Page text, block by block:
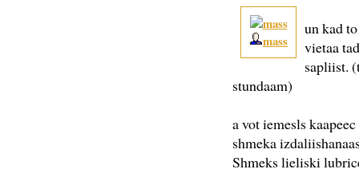
mass
un kad
vietaa
sapliist.
stundaam)
a vot iemesls
shmeka
Shmeks lieliski